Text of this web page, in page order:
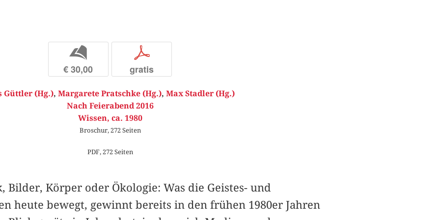
b
€ 30,00
p
gratis
Güttler (Hg.), Margarete Pratschke (Hg.), Max Stadler (Hg.)
Nach Feierabend 2016
Wissen, ca. 1980
Broschur, 272 Seiten
PDF, 272 Seiten
Bilder, Körper oder Ökologie: Was die Geistes- und
heute bewegt, gewinnt bereits in den frühen 1980er Jahren